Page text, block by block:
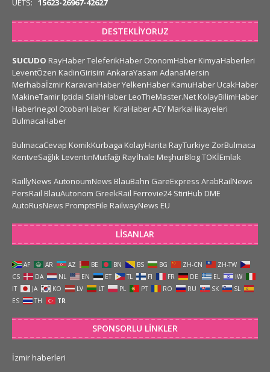
UETS: 15623-26967-42627
DESTEKLIYORUZ
SUCUDO RayHaberTeleferikHaber OtonomHaber KimyaHaberleri
LeventÖzen KadinGirisim AnkaraYasam AdanaMersin
Merhabaİzmir KaravanHaberYelkenHaber KamuHaber UcakHaber
MakineTamir Iptidai SilahHaber LeoTheMaster.Net KolayBilimHaber
HaberInegol OtobanHaber KiraHaberAEY MarkaHikayeleri
BulmacaHaber
BulmacaCevap KomikKurbaga KolayHarita RayTurkiye ZorBulmaca
KentveSağlık LeventinMutfağı Rayİhale MeşhurBlogTOKİEmlak
RaillyNews AutonoumNews BlauBahn GareExpress ArabRailNews
PersRail BlauAutonom GreekRail Ferrovie24 StiriHub DME
AutoRusNews PromptsFile RailwayNews EU
LISANLAR
AF AR AZ BE BN BS BG ZH-CN
ZH-TW
CS
DA NL EN ET TL FI FR DE EL
IW
IT
JA KO LV LT PL PT RO RU SK
SL
ES
TH TR
SPONSORLU LINKLER
İzmir haberleri